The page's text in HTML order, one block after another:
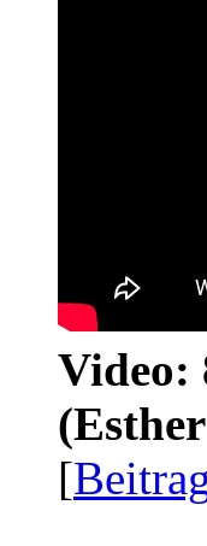
Video:
[